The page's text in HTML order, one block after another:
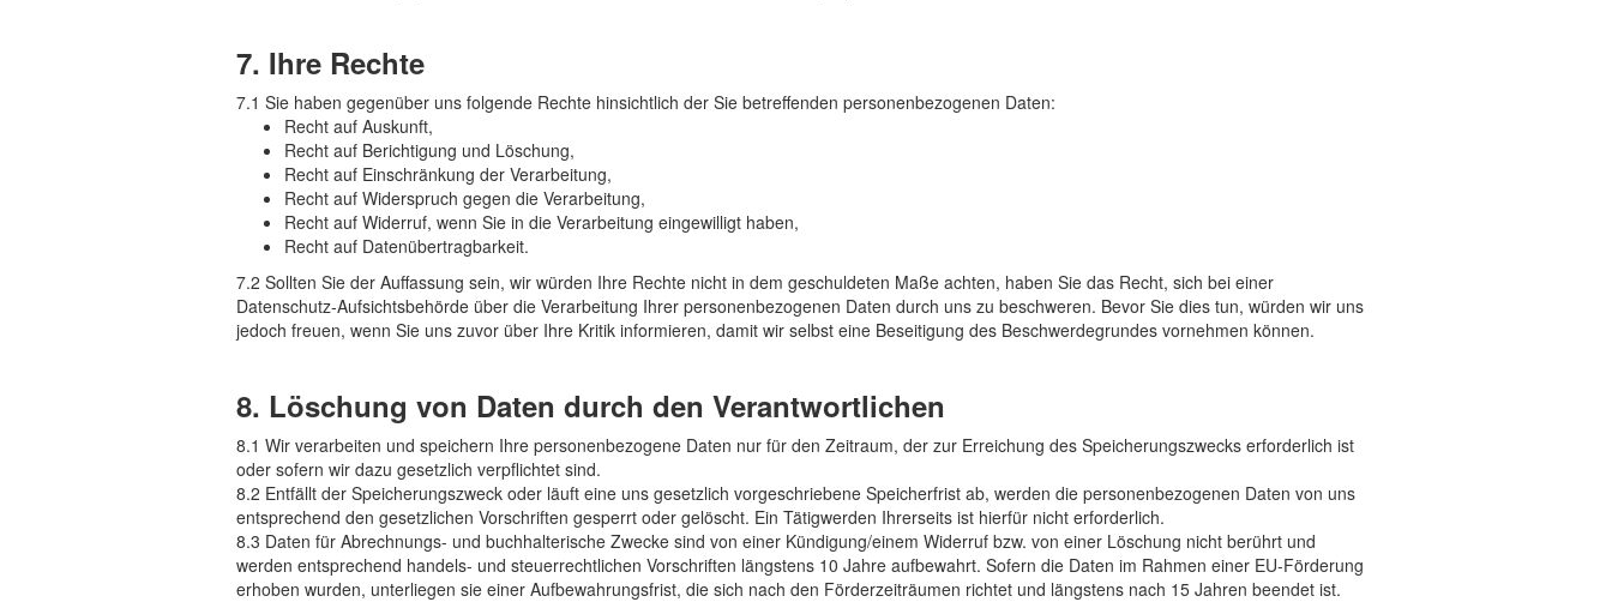
7. Ihre Rechte
7.1 Sie haben gegenüber uns folgende Rechte hinsichtlich der Sie betreffenden personenbezogenen Daten:
Recht auf Auskunft,
Recht auf Berichtigung und Löschung,
Recht auf Einschränkung der Verarbeitung,
Recht auf Widerspruch gegen die Verarbeitung,
Recht auf Widerruf, wenn Sie in die Verarbeitung eingewilligt haben,
Recht auf Datenübertragbarkeit.
7.2 Sollten Sie der Auffassung sein, wir würden Ihre Rechte nicht in dem geschuldeten Maße achten, haben Sie das Recht, sich bei einer
Datenschutz-Aufsichtsbehörde über die Verarbeitung Ihrer personenbezogenen Daten durch uns zu beschweren. Bevor Sie dies tun, würden wir uns
jedoch freuen, wenn Sie uns zuvor über Ihre Kritik informieren, damit wir selbst eine Beseitigung des Beschwerdegrundes vornehmen können.
8. Löschung von Daten durch den Verantwortlichen
8.1 Wir verarbeiten und speichern Ihre personenbezogene Daten nur für den Zeitraum, der zur Erreichung des Speicherungszwecks erforderlich ist
oder sofern wir dazu gesetzlich verpflichtet sind.
8.2 Entfällt der Speicherungszweck oder läuft eine uns gesetzlich vorgeschriebene Speicherfrist ab, werden die personenbezogenen Daten von uns
entsprechend den gesetzlichen Vorschriften gesperrt oder gelöscht. Ein Tätigwerden Ihrerseits ist hierfür nicht erforderlich.
8.3 Daten für Abrechnungs- und buchhalterische Zwecke sind von einer Kündigung/einem Widerruf bzw. von einer Löschung nicht berührt und
werden entsprechend handels- und steuerrechtlichen Vorschriften längstens 10 Jahre aufbewahrt. Sofern die Daten im Rahmen einer EU-Förderung
erhoben wurden, unterliegen sie einer Aufbewahrungsfrist, die sich nach den Förderzeiträumen richtet und längstens nach 15 Jahren beendet ist.